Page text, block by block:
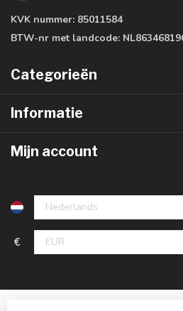
KVK nummer: 85011584
BTW-nr met landcode:
Categorieën
Informatie
Mijn account
€